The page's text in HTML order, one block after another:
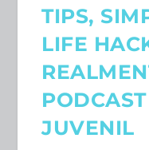
TIPS,
LIFE
JUVENIL